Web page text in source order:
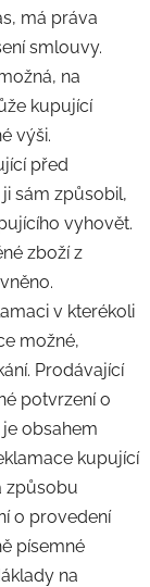
má práva
smlouvy.
na
kupující
výši.
před
sám způsobil,
vyhovět.
zboží z
v kterékoli
možné,
Prodávající
potvrzení o
obsahem
kupující
způsobu
o provedení
písemné
na